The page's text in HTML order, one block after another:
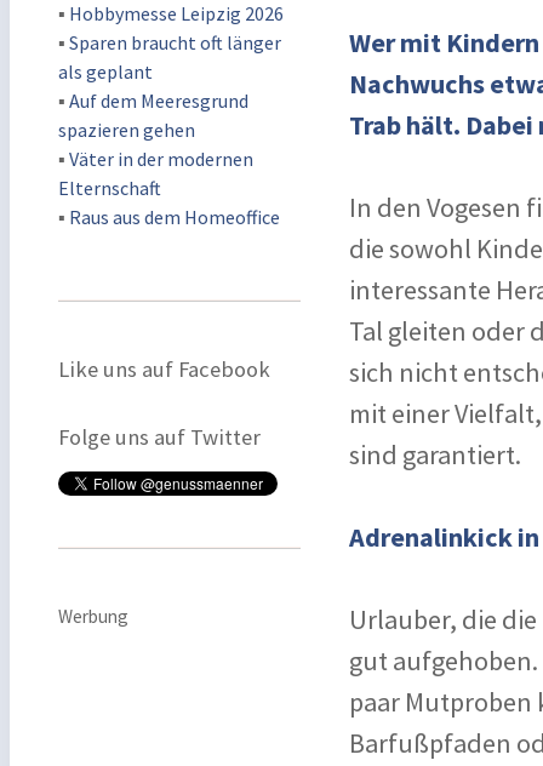
▪ Hobbymesse Leipzig 2026
▪ Sparen braucht oft länger
als geplant
▪ Auf dem Meeresgrund
spazieren gehen
▪ Väter in der modernen
Elternschaft
▪ Raus aus dem Homeoffice
Like uns auf Facebook
Folge uns auf Twitter
Werbung
Wer mit
Nachwuchs
Trab hält.
In den Vogesen
die sowohl
interessante
Tal gleiten oder
sich nicht
mit einer
sind garantiert.
Adrenalinkick in
Urlauber, die
gut
paar Mutproben
Barfußpfaden